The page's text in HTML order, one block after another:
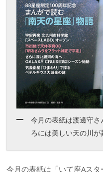
今月の表紙は渡邊守
ろには美しい天の川が
今月の表紙は「いて座Aス